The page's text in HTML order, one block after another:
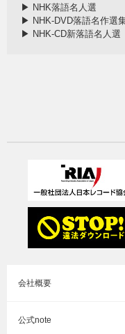
▶ NHK落語名人選
▶ NHK-DVD落語名作選
▶ NHK-CD新落語名人選
会社概要
公式note